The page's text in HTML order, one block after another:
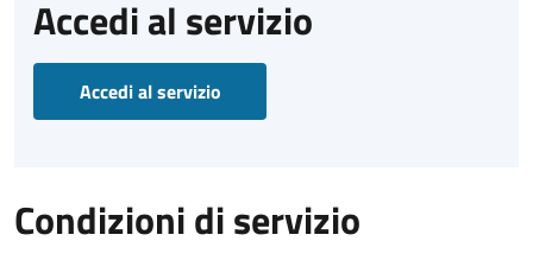
Accedi al servizio
Accedi al servizio
Condizioni di servizio